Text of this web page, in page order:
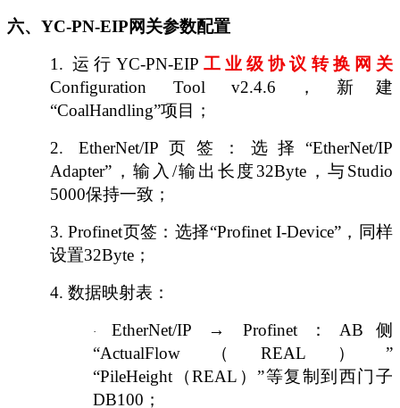
六、 YC-PN-EIP网关参数配置
1.运行 YC-PN-EIP 工业级协议转换网关
Configuration Tool v2.4.6，新建
“CoalHandling”项目；
2. EtherNet/IP页签：选择“EtherNet/IP
Adapter”，输入/输出长度32Byte，与Studio
5000保持一致；
3.Profinet页签：选择“Profinet I-Device”，同样
设置32Byte；
4. 数据映射表：
·EtherNet/IP → Profinet：AB侧
“ActualFlow（REAL）”
“PileHeight（REAL）”等复制到西门子
DB100；